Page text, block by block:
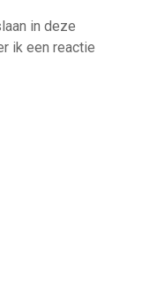
in deze
ik een reactie